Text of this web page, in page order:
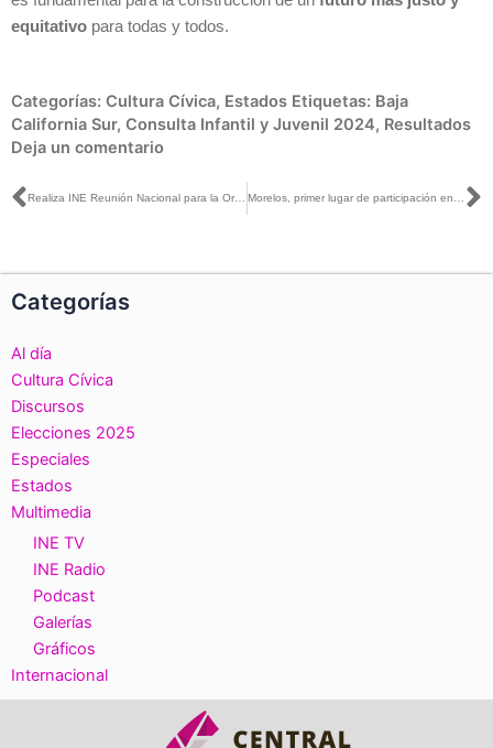
equitativo para todas y todos.
Categorías: Cultura Cívica, Estados Etiquetas: Baja
California Sur, Consulta Infantil y Juvenil 2024, Resultados
Deja un comentario
Ant
Categorías
Al día
Cultura Cívica
Discursos
Elecciones 2025
Especiales
Estados
Multimedia
INE TV
INE Radio
Podcast
Galerías
Gráficos
Internacional